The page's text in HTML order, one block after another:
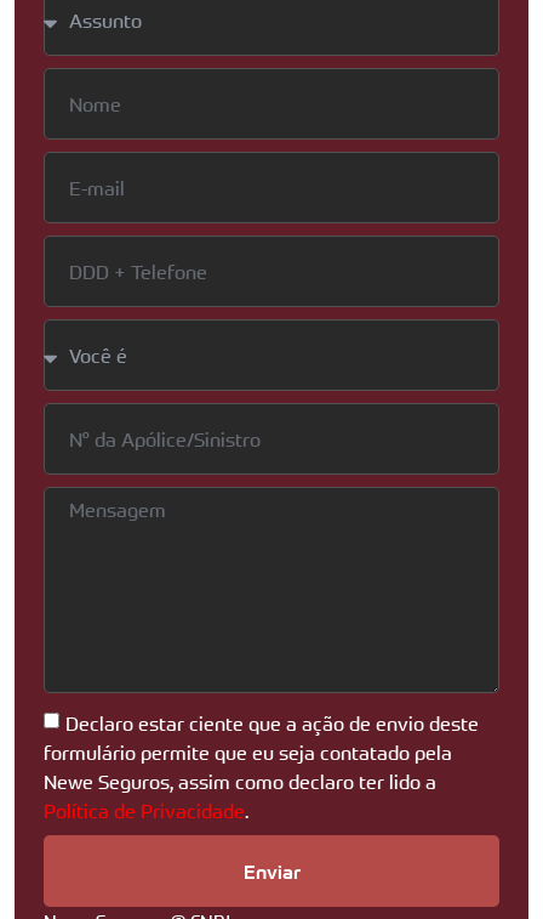
Declaro estar ciente que a ação de envio deste
formulário permite que eu seja contatado pela
Newe Seguros, assim como declaro ter lido a
Política de Privacidade.
Enviar